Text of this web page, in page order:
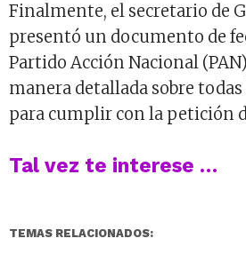
Finalmente, el secretario de
presentó un documento de
Partido Acción Nacional
manera detallada sobre
para cumplir con la petición
Tal vez te interese …
TEMAS RELACIONADOS: